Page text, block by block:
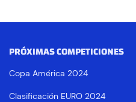
PRÓXIMAS COMPETICIONES
Copa América 2024
Clasificación EURO 2024